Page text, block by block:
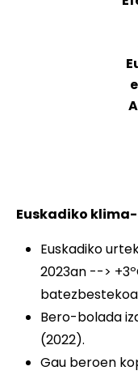
Euskadiko
Euskadiko
2023an -->
Bero-bolada
(2022).
Gau beroen